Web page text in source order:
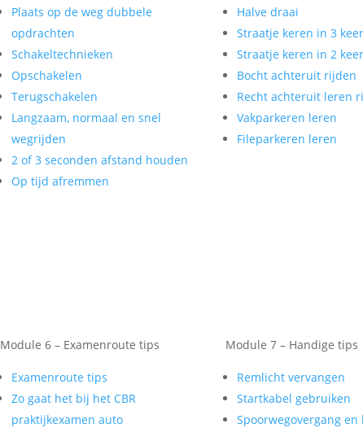
Plaats op de weg dubbele
opdrachten
Schakeltechnieken
Opschakelen
Terugschakelen
Langzaam, normaal en snel
wegrijden
2 of 3 seconden afstand houden
Op tijd afremmen
Halve draai
Straatje keren in 3
Straatje keren in 2
Bocht achteruit rijden
Recht achteruit leren
Vakparkeren leren
Fileparkeren leren
Module 6 – Examenroute tips
Examenroute tips
Zo gaat het bij het CBR
praktijkexamen auto
Module 7 – Handige tips
Remlicht vervangen
Startkabel gebruiken
Spoorwegovergang en